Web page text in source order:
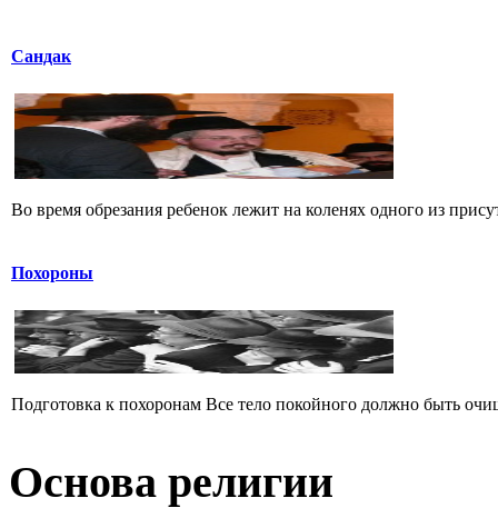
Сандак
Во время обрезания ребенок лежит на коленях одного из
Похороны
Подготовка к похоронам Все тело покойного должно быть
Основа религии